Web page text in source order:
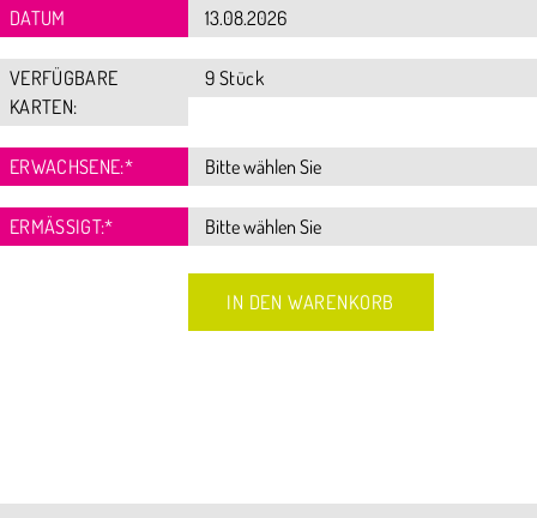
DATUM
VERFÜGBARE
KARTEN:
9 Stück
ERWACHSENE:*
ERMÄSSIGT:*